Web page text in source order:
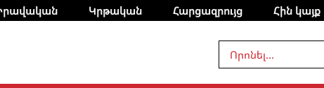
Կրթական Հարցազրույց Հին կայք